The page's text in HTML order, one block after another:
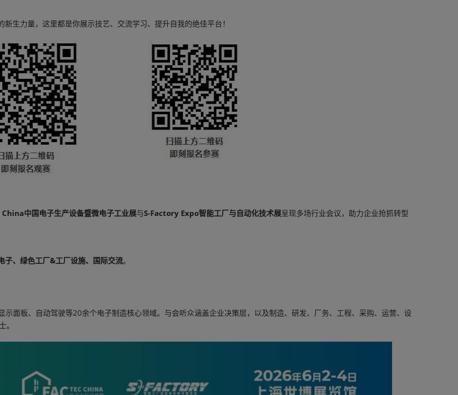
生力量，这里都是你展示技艺、交流学习、提升自我的绝佳平台！
China中国电子生产设备暨微电子工业展与S-Factory Expo智能工厂与自动化技术展呈现多场行业会议，助力企业抢抓转型
子、绿色工厂&工厂设施、国际交流。
示面板、自动驾驶等20余个电子制造核心领域。与会听众涵盖企业决策层，以及制造、研发、厂务、工程、采购、运营、设
。